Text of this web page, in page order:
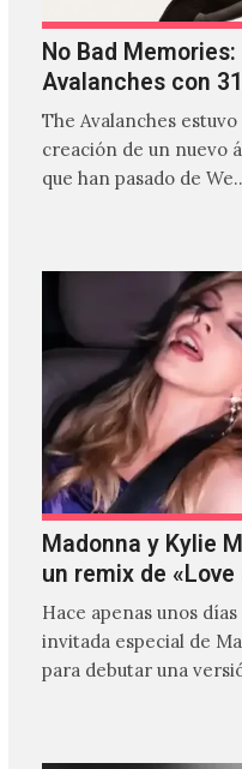
No Bad
Avalanches con
The Avalanches
creación de un nuevo
que han pasado de
Madonna y Kylie
un remix de
Hace apenas unos
invitada especial de
para debutar una